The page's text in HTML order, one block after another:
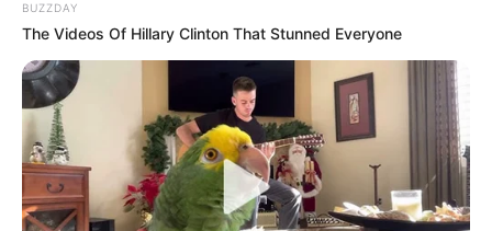
BUZZDAY
The Videos Of Hillary Clinton That Stunned Everyone